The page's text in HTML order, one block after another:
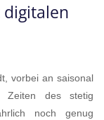
vorbei an saisonal
Zeiten des stetig
noch genug